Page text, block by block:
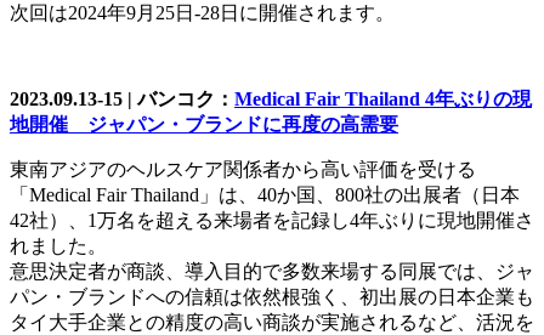
次回は2024年9月25日-28日に開催されます。
2023.09.13-15 |バンコク： Medical Fair Thailand 4年ぶりの現
地開催 ジャパン・ブランドに再度の高需要
東南アジアのヘルスケア関係者から高い評価を受ける
「Medical Fair Thailand」は、40か国、800社の出展者（日本
42社）、1万名を超える来場者を記録し4年ぶりに現地開催さ
れました。
意思決定者が商談、導入目的で多数来場する同展では、ジャ
パン・ブランドへの信頼は依然根強く、初出展の日本企業も
タイ大手企業との精度の高い商談が実施されるなど、活況を